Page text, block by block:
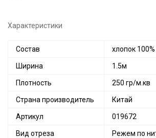
Характеристики
Состав хлопок 100%
Ширина 1.5м
Плотность 250 гр/м.кв
Страна производитель Китай
Артикул 019672
Вид отреза Режем по